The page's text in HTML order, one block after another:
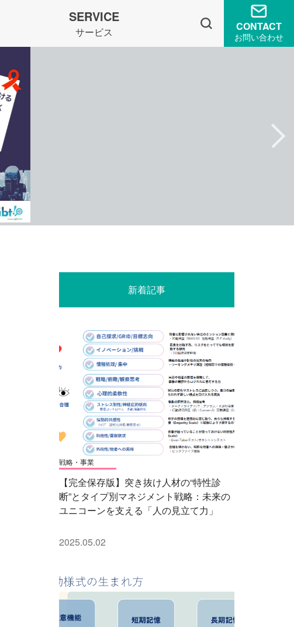
SERVICE
サービス CONTACT
お問い合わせ
新着記事
戦略・事業
【完全保存版】突き抜け人材の“特性診
断”とタイプ別マネジメント戦略：未来の
ユニコーンを支える「人の見立て力」
2025.05.02